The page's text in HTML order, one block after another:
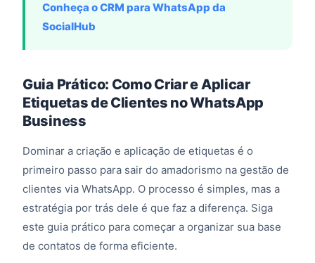
Conheça o CRM para WhatsApp da
SocialHub
Guia Prático: Como Criar e Aplicar
Etiquetas de Clientes no WhatsApp
Business
Dominar a criação e aplicação de etiquetas é o
primeiro passo para sair do amadorismo na gestão de
clientes via WhatsApp. O processo é simples, mas a
estratégia por trás dele é que faz a diferença. Siga
este guia prático para começar a organizar sua base
de contatos de forma eficiente.